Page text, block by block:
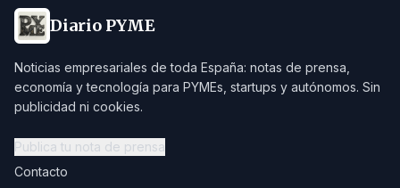
Diario PYME
Noticias empresariales de toda España: notas de prensa,
economía y tecnología para PYMEs, startups y autónomos. Sin
publicidad ni cookies.
Publica tu nota de prensa
Contacto